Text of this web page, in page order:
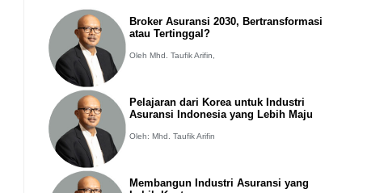
Broker Asuransi 2030, Bertransformasi
atau Tertinggal?
Oleh Mhd. Taufik Arifin,
Pelajaran dari Korea untuk Industri
Asuransi Indonesia yang Lebih Maju
Oleh: Mhd. Taufik Arifin
Membangun Industri Asuransi yang